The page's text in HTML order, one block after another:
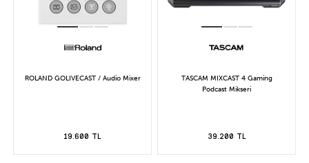
ROLAND GOLIVECAST / Audio Mixer
19.600 TL
TASCAM MIXCAST 4 Gaming
Podcast Mikseri
39.200 TL